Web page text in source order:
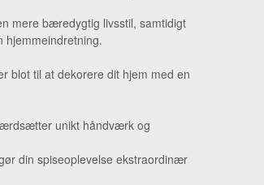
mere bæredygtig livsstil, samtidigt
blot til at dekorere dit hjem med en
unikt håndværk og
din spiseoplevelse ekstraordinær